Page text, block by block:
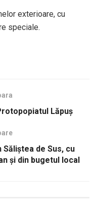
exterioare, cu
speciale.
Lăpuş
de Sus, cu
și din bugetul local